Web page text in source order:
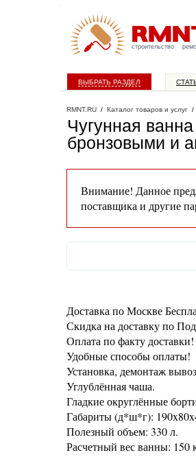
строительство
ВЫБРАТЬ РАЗДЕЛ
RMNT.RU / Каталог товаров и услуг /
Чугунная
бронзовыми и
Внимание! Данное
поставщика и другие
Доставка по Москве
Скидка на доставку по
Оплата по факту доставки!
Удобные способы оплаты!
Установка, демонтаж
Углублённая чаша.
Гладкие округлённые
Габариты (д*ш*г):
Полезный объем: 330 л.
Расчетный вес ванны: 150